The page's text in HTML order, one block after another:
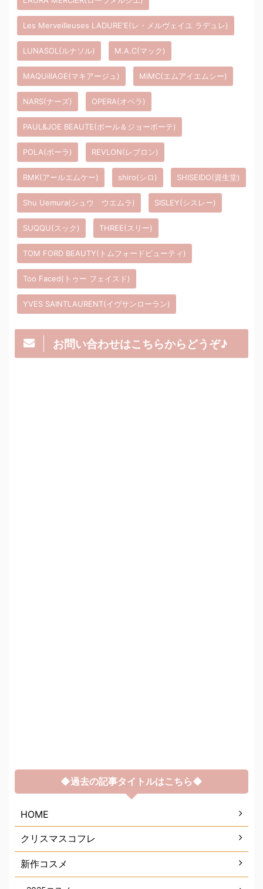
Les Merveilleuses LADURE'E(レ・メルヴェイユ ラデュレ)
LUNASOL(ルナソル) M.A.C(マック)
MAQUillAGE(マキアージュ) MiMC(エムアイエムシー)
NARS(ナーズ) OPERA(オペラ)
PAUL&JOE BEAUTE(ポール＆ジョーボーテ)
POLA(ポーラ) REVLON(レブロン)
RMK(アールエムケー) shiro(シロ) SHISEIDO(資生堂)
Shu Uemura(シュウ ウエムラ) SISLEY(シスレー)
SUQQU(スック) THREE(スリー)
TOM FORD BEAUTY(トムフォードビューティ)
Too Faced(トゥー フェイスド)
YVES SAINTLAURENT(イヴサンローラン)
お問い合わせはこちらからどうぞ♪
◆過去の記事タイトルはこちら◆
HOME
クリスマスコフレ
新作コスメ